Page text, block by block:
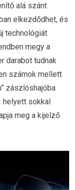
alá szánt
elkezdődhet, és
technológiát
megy a
darabot tudnak
számok mellett
zászlóshajóba
helyett sokkal
meg a kijelző